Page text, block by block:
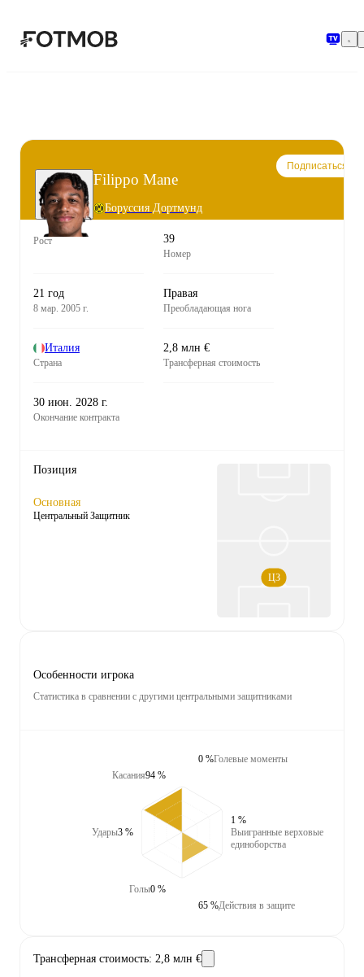
Filippo Mane
Боруссия Дортмунд
Подписаться
Рост 39
Номер
21 год
8 мар. 2005 г.
Правая
Преобладающая нога
Италия
Страна
2,8 млн €
Трансферная стоимость
30 июн. 2028 г.
Окончание контракта
Позиция
Основная
Центральный Защитник
ЦЗ
Особенности игрока
Статистика в сравнении с другими центральными защитниками
Касания94 %
Удары3 %
Голы0 %
Голевые моменты
0 %
Выигранные верховые
единоборства
1 %
Действия в защите
65 %
Трансферная стоимость: 2,8 млн €